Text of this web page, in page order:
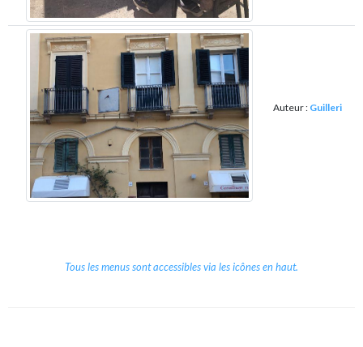
Auteur : Guilleri
Tous les menus sont accessibles via les icônes en haut.